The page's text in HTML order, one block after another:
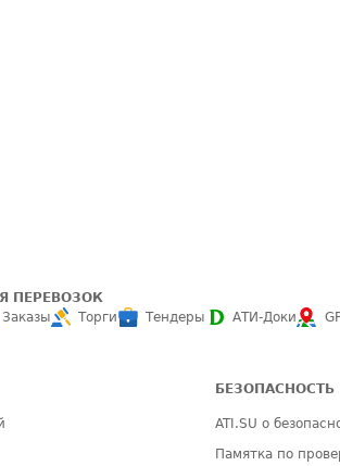
ПЕРЕВОЗОК
Заказы Торги Тендеры АТИ-Доки
БЕЗОПАСНОСТЬ
ATI.SU о
Памятка по